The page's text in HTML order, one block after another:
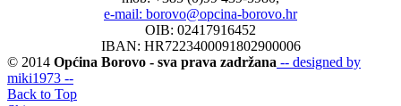
e-mail: borovo@opcina-borovo.hr
OIB: 02417916452
IBAN: HR7223400091802900006
© 2014 Općina Borovo - sva prava zadržana -- designed by
miki1973 --
Back to Top